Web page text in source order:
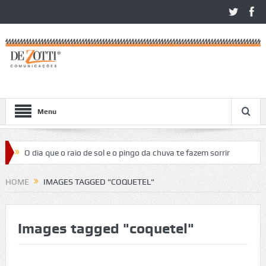
Menu
O dia que o raio de sol e o pingo da chuva te fazem sorrir
Santa Maria finaliza sexta etapa do Circuito de Tênis
Gaúcho
HOME IMAGES TAGGED "COQUETEL"
Images tagged "coquetel"